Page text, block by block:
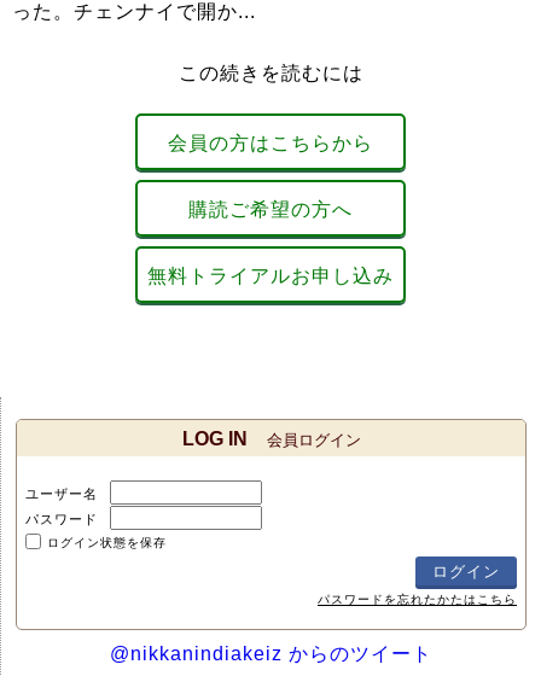
った。チェンナイで開か...
この続きを読むには
会員の方はこちらから
購読ご希望の方へ
無料トライアルお申し込み
LOG IN 会員ログイン
ユーザー名
パスワード
ログイン状態を保存
パスワードを忘れたかたはこちら
@nikkanindiakeiz からのツイート